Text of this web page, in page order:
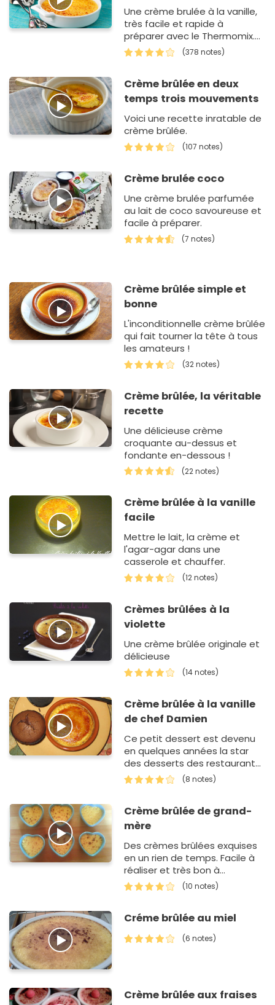
Une crème brulée à la vanille,
très facile et rapide à
préparer avec le Thermomix.
Un régal de dessert ! Recet…
(378 notes)
Crème brûlée en deux
temps trois mouvements
Voici une recette inratable de
crème brûlée.
(107 notes)
Crème brulée coco
Une crème brulée parfumée
au lait de coco savoureuse et
facile à préparer.
(7 notes)
Crème brûlée simple et
bonne
L'inconditionnelle crème brûlée
qui fait tourner la tête à tous
les amateurs !
(32 notes)
Crème brûlée, la véritable
recette
Une délicieuse crème
croquante au-dessus et
fondante en-dessous !
(22 notes)
Crème brûlée à la vanille
facile
Mettre le lait, la crème et
l'agar-agar dans une
casserole et chauffer.
(12 notes)
Crèmes brûlées à la
violette
Une crème brûlée originale et
délicieuse
(14 notes)
Crème brûlée à la vanille
de chef Damien
Ce petit dessert est devenu
en quelques années la star
des desserts des restaurants
puis de nos familles. Un succés
bien mérité !
(8 notes)
Crème brûlée de grand-
mère
Des crèmes brûlées exquises
en un rien de temps. Facile à
réaliser et très bon à
déguster.
(10 notes)
Créme brûlée au miel
(6 notes)
Crème brûlée aux fraises